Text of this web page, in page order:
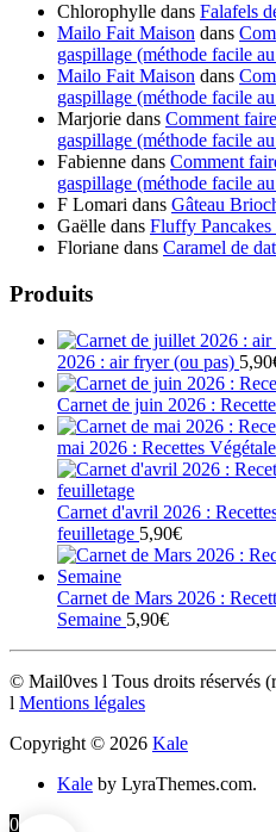
Chlorophylle dans Falafels
Mailo Fait Maison dans
gaspillage (méthode facile
Mailo Fait Maison dans
gaspillage (méthode facile
Marjorie dans Comment
gaspillage (méthode facile
Fabienne dans Comment
gaspillage (méthode facile
F Lomari dans Gâteau
Gaëlle dans Fluffy
Floriane dans Caramel de
Produits
2026 : air fryer (ou pas) 5,90
Carnet de juin 2026 :
mai 2026 : Recettes
Carnet d'avril 2026 :
feuilletage 5,90€
Carnet de Mars 2026 :
Semaine 5,90€
© Mail0ves l Tous droits réservés
l Mentions légales
Copyright © 2026 Kale
Kale by LyraThemes.com.
0